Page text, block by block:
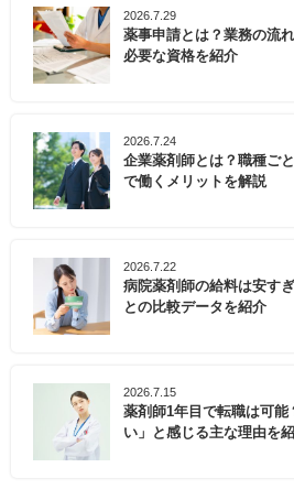
2026.7.29
薬事申請とは？業務の流
必要な資格を紹介
2026.7.24
企業薬剤師とは？職種ご
で働くメリットを解説
2026.7.22
病院薬剤師の給料は安す
との比較データを紹介
2026.7.15
薬剤師1年目で転職は可
い」と感じる主な理由を